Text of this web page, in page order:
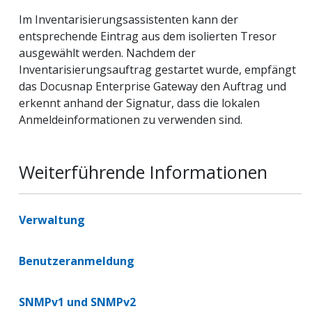
Im Inventarisierungsassistenten kann der
entsprechende Eintrag aus dem isolierten Tresor
ausgewählt werden. Nachdem der
Inventarisierungsauftrag gestartet wurde, empfängt
das Docusnap Enterprise Gateway den Auftrag und
erkennt anhand der Signatur, dass die lokalen
Anmeldeinformationen zu verwenden sind.
Weiterführende Informationen
Verwaltung
Benutzeranmeldung
SNMPv1 und SNMPv2